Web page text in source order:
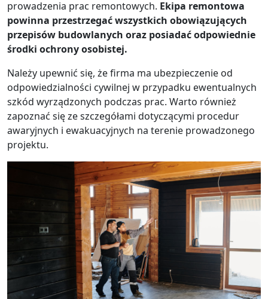
prowadzenia prac remontowych. Ekipa remontowa
powinna przestrzegać wszystkich obowiązujących
przepisów budowlanych oraz posiadać odpowiednie
środki ochrony osobistej.
Należy upewnić się, że firma ma ubezpieczenie od
odpowiedzialności cywilnej w przypadku ewentualnych
szkód wyrządzonych podczas prac. Warto również
zapoznać się ze szczegółami dotyczącymi procedur
awaryjnych i ewakuacyjnych na terenie prowadzonego
projektu.